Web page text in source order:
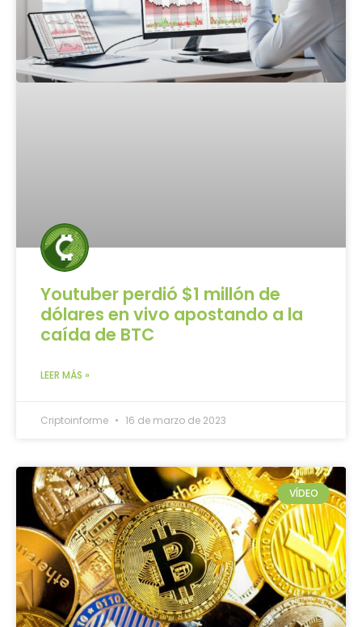
Youtuber perdió $1 millón de
dólares en vivo apostando a la
caída de BTC
LEER MÁS »
Criptoinforme 16 de marzo de 2023
VÍDEO